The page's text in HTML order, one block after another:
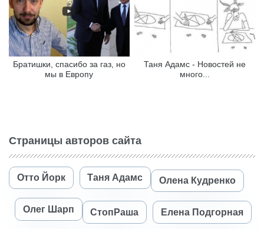
Братишки, спасибо за газ, но
мы в Европу
Таня Адамс - Новостей не
много...
Страницы авторов сайта
Отто Йорк Таня Адамс Олена Кудренко
Олег Шарп СтопРаша Елена Подгорная